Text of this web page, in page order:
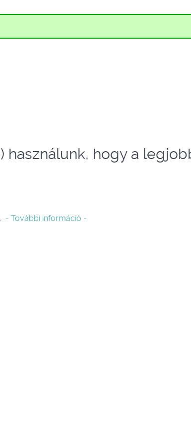
használunk, hogy a
- További információ -